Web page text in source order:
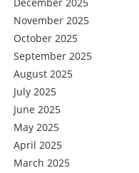
December 2025
November 2025
October 2025
September 2025
August 2025
July 2025
June 2025
May 2025
April 2025
March 2025